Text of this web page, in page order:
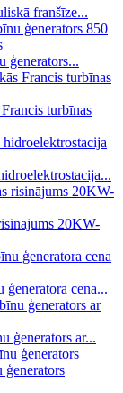
franšīze...
ģenerators...
turbīnas
20KW-
cena...
ģenerators ar...